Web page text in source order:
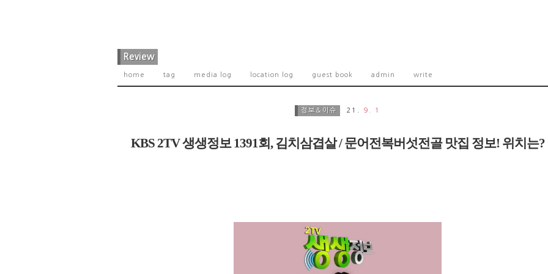
Review
home tag media log location log guest book admin write
정보&이슈 21. 9. 1
KBS 2TV 생생정보 1391회, 김치삼겹살 / 문어전복버섯전골 맛집 정보! 위치는?